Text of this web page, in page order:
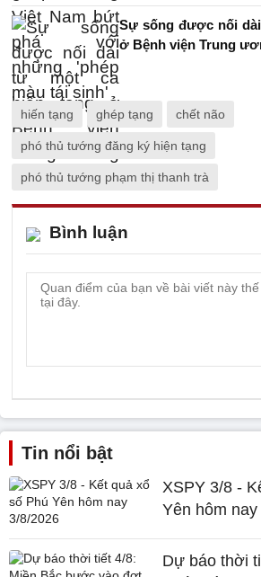
Sự sống được nối
ở Bệnh viện Trung
hiến tạng ghép tạng chết não
phó thủ tướng đăng ký hiện tạng
phó thủ tướng phạm thị thanh trà
Bình luận
Tin nổi bật
XSPY 3/8 -
Yên hôm
Dự báo thời